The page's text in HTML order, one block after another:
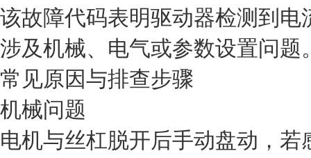
该故障代码表明驱动器检测到
涉及机械、电气或参数设置问题
‌常见原因与排查步骤‌
‌机械问题‌
电机与丝杠脱开后手动盘动，